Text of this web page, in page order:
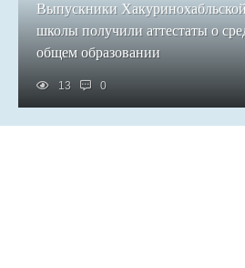
Выпускники
школы получили аттестаты о
общем образовании
13 0